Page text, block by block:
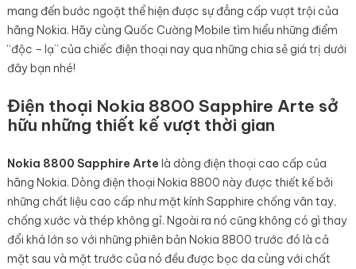
mang đến bước ngoặt thể hiện được sự đẳng cấp vượt trội của
hãng Nokia. Hãy cùng Quốc Cường Mobile tìm hiểu những điểm
“độc – lạ” của chiếc điện thoại nay qua những chia sẻ giá trị dưới
đây bạn nhé!
Điện thoại Nokia 8800 Sapphire Arte sở
hữu những thiết kế vượt thời gian
Nokia 8800 Sapphire Arte là dòng điện thoại cao cấp của
hãng Nokia. Dòng điện thoại Nokia 8800 này được thiết kế bởi
những chất liệu cao cấp như mặt kính Sapphire chống vân tay,
chống xước và thép không gỉ. Ngoài ra nó cũng không có gì thay
đổi khá lớn so với những phiên bản Nokia 8800 trước đó là cả
mặt sau và mặt trước của nó đều được bọc da cùng với chất